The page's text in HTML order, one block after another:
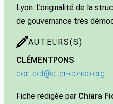
Lyon. L’originalité de la
de gouvernance très
AUTEURS(S)
CLÉMENTPONS
contact@alter-conso.org
Fiche rédigée par Chiara